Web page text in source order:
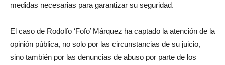
medidas necesarias para garantizar su seguridad.
El caso de Rodolfo ‘Fofo’ Márquez ha captado la atención de la
opinión pública, no solo por las circunstancias de su juicio,
sino también por las denuncias de abuso por parte de los